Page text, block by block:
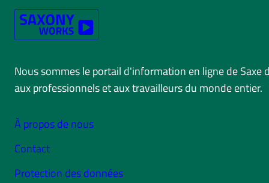
Nous sommes le portail d'information en ligne de Saxe
aux professionnels et aux travailleurs du monde entier.
À propos de nous
Contact
Protection des données